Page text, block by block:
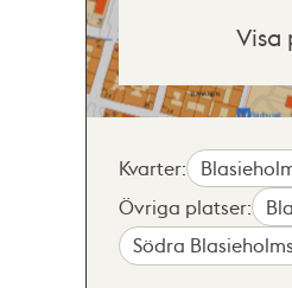
Visa
Kvarter:
Övriga platser:
Södra